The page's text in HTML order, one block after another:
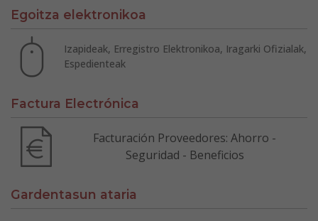
Egoitza elektronikoa
Izapideak, Erregistro Elektronikoa, Iragarki Ofizialak,
Espedienteak
Factura Electrónica
Facturación Proveedores: Ahorro -
Seguridad - Beneficios
Gardentasun ataria